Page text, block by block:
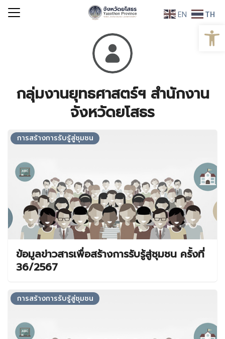
Skip
กลุ่มงานยุทธศาสตร์ฯ สำนักงาน
จังหวัดยโสธร
การสร้างการรับรู้สู่ชุมชน
ข้อมูลข่าวสารเพื่อสร้างการรับรู้สู่ชุมชน ครั้งที่
36/2567
การสร้างการรับรู้สู่ชุมชน
EN TH